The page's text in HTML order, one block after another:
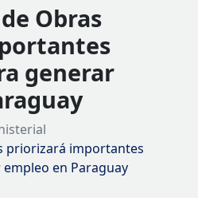
Obras
generar
priorizará importantes
en Paraguay